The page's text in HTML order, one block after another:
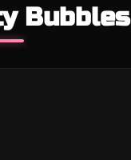
Bubbles